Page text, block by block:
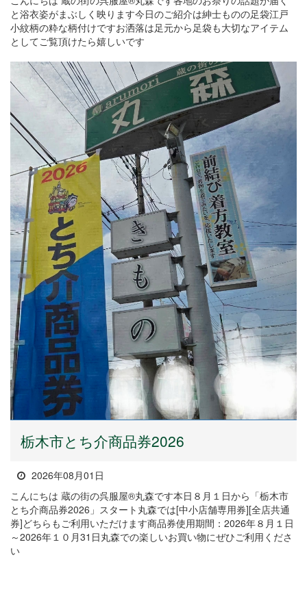
と浴衣姿がまぶしく映ります今日のご紹介は紳士ものの足袋江戸
小紋柄の粋な柄付けですお洒落は足元から足袋も大切なアイテム
としてご覧頂けたら嬉しいです
栃木市とち介商品券2026
2026年08月01日
こんにちは 蔵の街の呉服屋®丸森です本日８月１日から「栃木市
とち介商品券2026」スタート丸森では[中小店舗専用券][全店共通
券]どちらもご利用いただけます商品券使用期間：2026年８月１日
～2026年１０月31日丸森での楽しいお買い物にぜひご利用くださ
い